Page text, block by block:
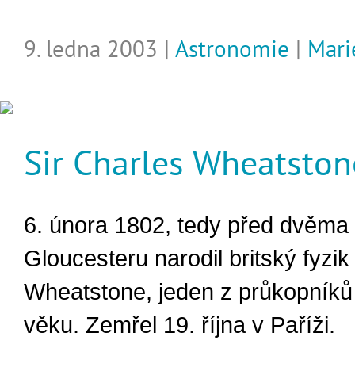
9. ledna 2003 | Astronomie |
Sir Charles
6. února 1802, tedy před
Gloucesteru narodil britský
Wheatstone, jeden z
věku. Zemřel 19. října v Paříži.